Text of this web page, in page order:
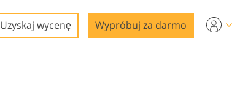
Uzyskaj wycenę Wypróbuj za darmo